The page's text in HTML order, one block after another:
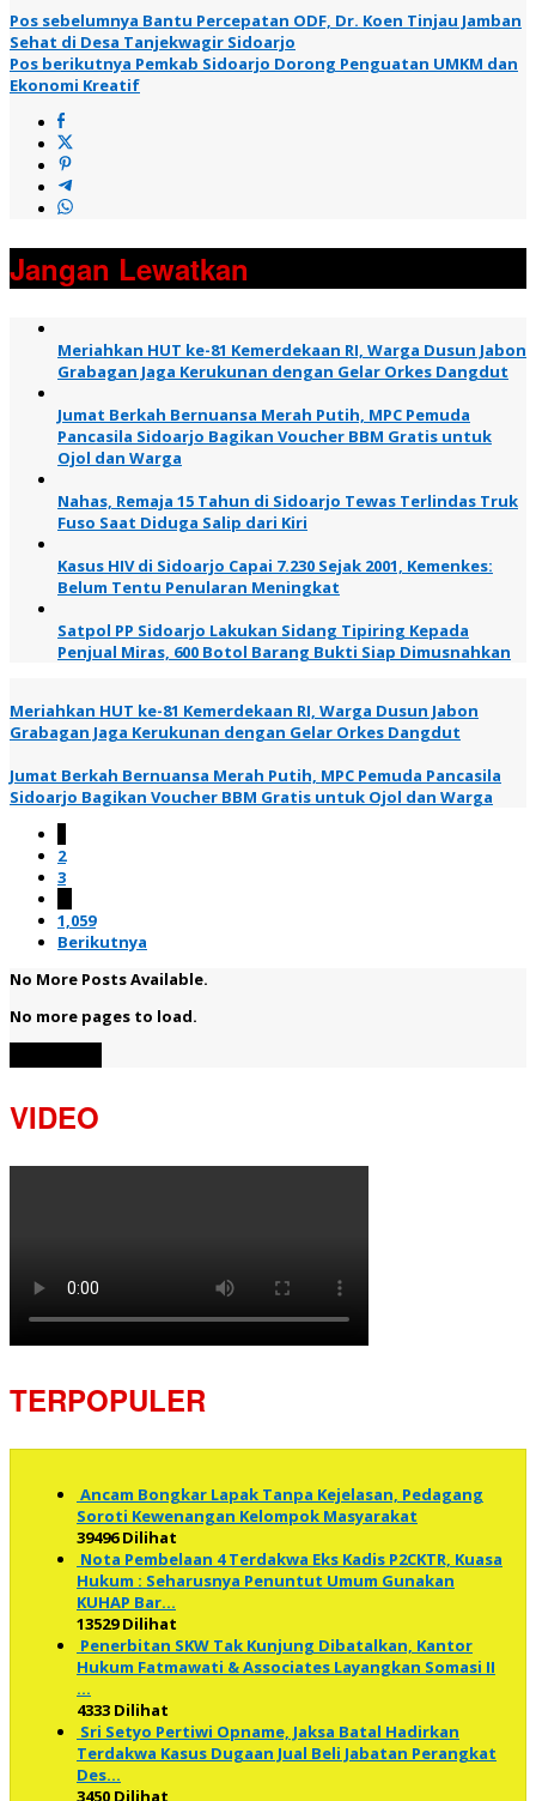
Pos sebelumnya Bantu Percepatan ODF, Dr. Koen Tinjau Jamban
Sehat di Desa Tanjekwagir Sidoarjo
Pos berikutnya Pemkab Sidoarjo Dorong Penguatan UMKM dan
Ekonomi Kreatif
Jangan Lewatkan
Meriahkan HUT ke-81 Kemerdekaan RI, Warga Dusun Jabon
Grabagan Jaga Kerukunan dengan Gelar Orkes Dangdut
Jumat Berkah Bernuansa Merah Putih, MPC Pemuda
Pancasila Sidoarjo Bagikan Voucher BBM Gratis untuk
Ojol dan Warga
Nahas, Remaja 15 Tahun di Sidoarjo Tewas Terlindas Truk
Fuso Saat Diduga Salip dari Kiri
Kasus HIV di Sidoarjo Capai 7.230 Sejak 2001, Kemenkes:
Belum Tentu Penularan Meningkat
Satpol PP Sidoarjo Lakukan Sidang Tipiring Kepada
Penjual Miras, 600 Botol Barang Bukti Siap Dimusnahkan
Meriahkan HUT ke-81 Kemerdekaan RI, Warga Dusun Jabon
Grabagan Jaga Kerukunan dengan Gelar Orkes Dangdut
Jumat Berkah Bernuansa Merah Putih, MPC Pemuda Pancasila
Sidoarjo Bagikan Voucher BBM Gratis untuk Ojol dan Warga
2
3
1,059
Berikutnya
No More Posts Available.
No more pages to load.
VIDEO
TERPOPULER
Ancam Bongkar Lapak Tanpa Kejelasan, Pedagang
Soroti Kewenangan Kelompok Masyarakat
39496 Dilihat
Nota Pembelaan 4 Terdakwa Eks Kadis P2CKTR, Kuasa
Hukum : Seharusnya Penuntut Umum Gunakan
KUHAP Bar…
13529 Dilihat
Penerbitan SKW Tak Kunjung Dibatalkan, Kantor
Hukum Fatmawati & Associates Layangkan Somasi II
…
4333 Dilihat
Sri Setyo Pertiwi Opname, Jaksa Batal Hadirkan
Terdakwa Kasus Dugaan Jual Beli Jabatan Perangkat
Des…
3450 Dilihat